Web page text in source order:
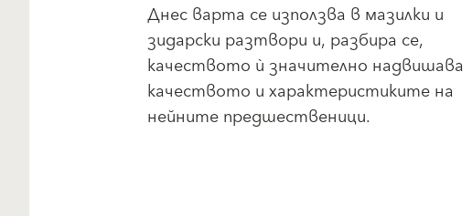
Днес варта се използва в мазилки и
зидарски разтвори и, разбира се,
качеството ѝ значително надвишава
качеството и характеристиките на
нейните предшественици.